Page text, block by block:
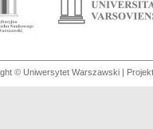
© Uniwersytet Warszawski |